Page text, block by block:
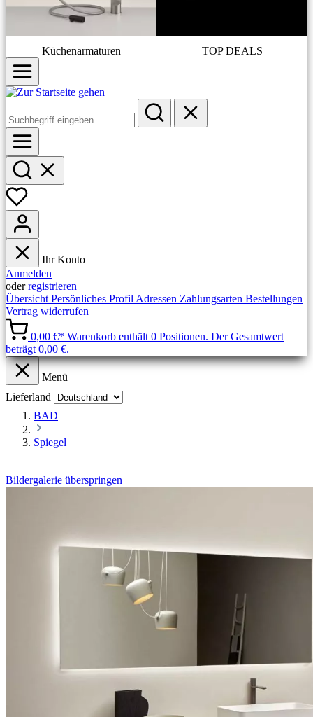
Küchenarmaturen TOP DEALS
Ihr Konto
Anmelden
oderregistrieren
Übersicht Persönliches Profil Adressen Zahlungsarten Bestellungen
Vertrag widerrufen
0,00 €* Warenkorb enthält 0 Positionen. Der Gesamtwert
beträgt 0,00 €.
Menü
Lieferland
BAD
Spiegel
Bildergalerie überspringen